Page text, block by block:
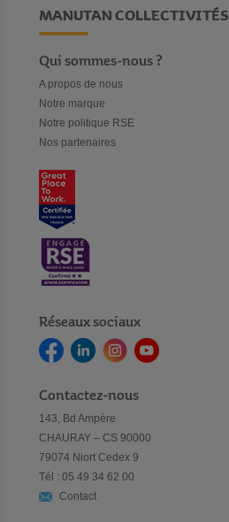
MANUTAN COLLECTIVITÉS
Qui sommes-nous ?
A propos de nous
Notre marque
Notre politique RSE
Nos partenaires
Réseaux sociaux
Contactez-nous
143, Bd Ampère
CHAURAY – CS 90000
79074 Niort Cedex 9
Tél : 05 49 34 62 00
Contact